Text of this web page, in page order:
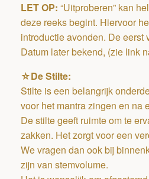
LET OP: “Uitproberen” kan
deze reeks begint. Hiervoor
introductie avonden. De eerst
Datum later bekend, (zie link
☆De Stilte:
Stilte is een belangrijk
voor het mantra zingen en na
De stilte geeft ruimte om te
zakken. Het zorgt voor een
We vragen dan ook bij
zijn van stemvolume.